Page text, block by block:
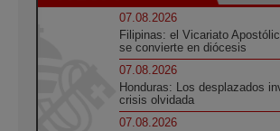
07.08.2026
Filipinas: el Vicariato
se convierte en diócesis
07.08.2026
Honduras: Los desplazados
crisis olvidada
07.08.2026